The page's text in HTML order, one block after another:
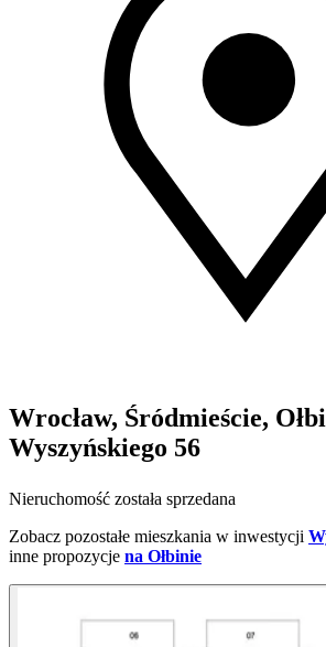
Wrocław, Śródmieście,
Wyszyńskiego 56
Nieruchomość została sprzedana
Zobacz pozostałe mieszkania w inwestycji
inne propozycje na Ołbinie